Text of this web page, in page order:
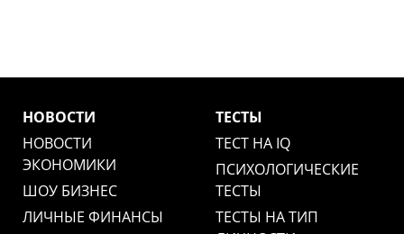
НОВОСТИ
НОВОСТИ
ЭКОНОМИКИ
ШОУ БИЗНЕС
ЛИЧНЫЕ ФИНАНСЫ
ТЕСТЫ
ТЕСТ НА IQ
ПСИХОЛОГИЧЕСКИЕ
ТЕСТЫ
ТЕСТЫ НА ТИП